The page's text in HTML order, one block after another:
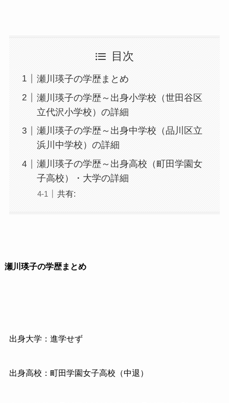
目次
瀬川瑛子の学歴まとめ
瀬川瑛子の学歴～出身小学校（世田谷区
立代沢小学校）の詳細
瀬川瑛子の学歴～出身中学校（品川区立
浜川中学校）の詳細
瀬川瑛子の学歴～出身高校（町田学園女
子高校）・大学の詳細
共有:
瀬川瑛子の学歴まとめ
出身大学：進学せず
出身高校：町田学園女子高校（中退）